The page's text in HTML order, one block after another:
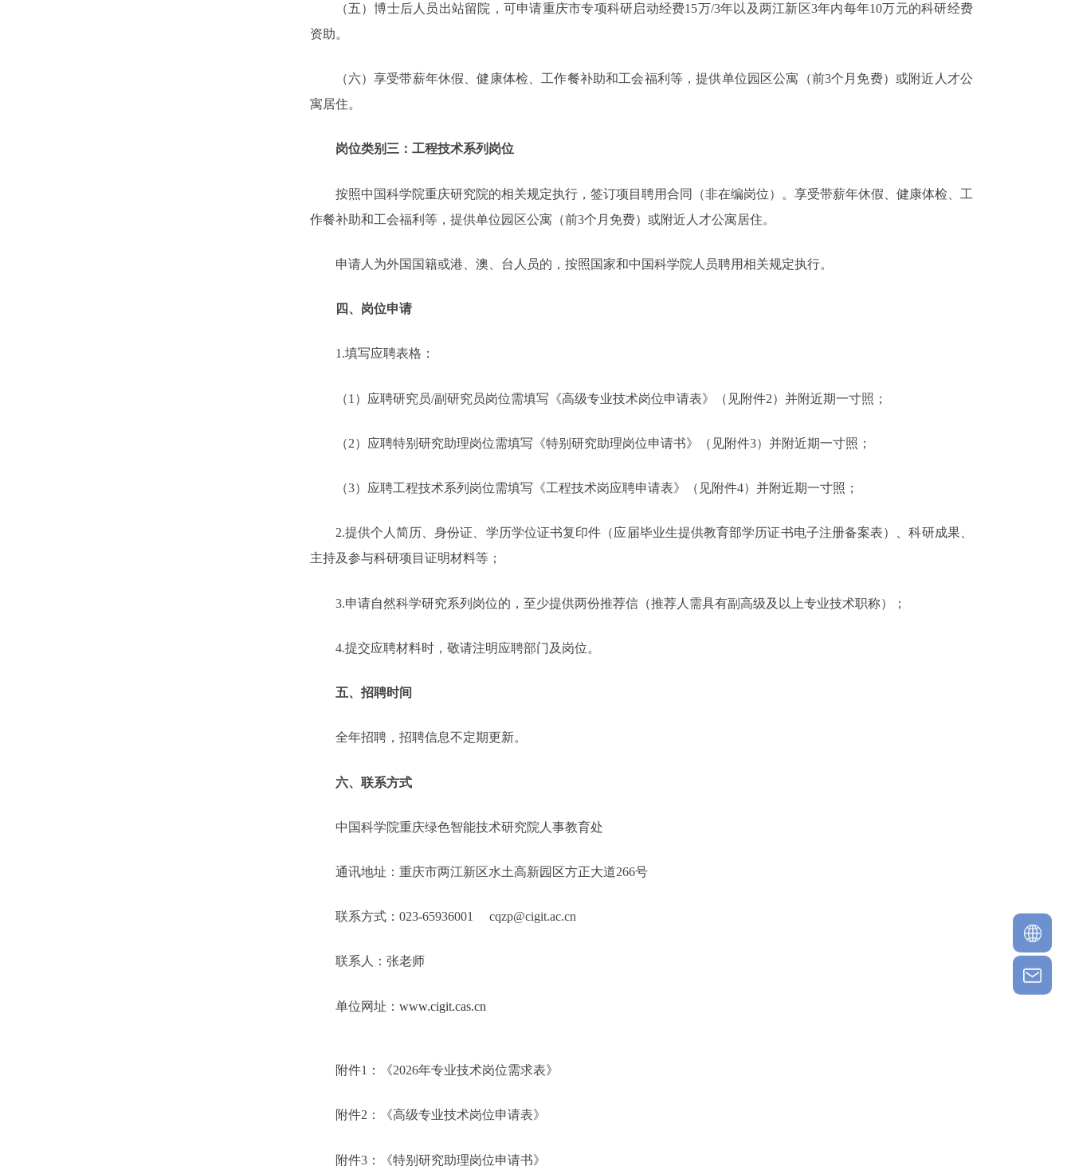
（五）博士后人员出站留院，可申请重庆市专项科研启动经费15万/3年以及两江新区3年内每年10万元的科研经费
资助。
（六）享受带薪年休假、健康体检、 工作餐补助和工会福利等 ，提供单位园区公寓 （前3个月免费） 或附近人才公
寓居住。
岗位类别三：工程技术系列 岗位
按照中国科学院重庆研究院的相关规定执行，签订项目聘用合同（非在编岗位） 。 享受带薪年休假、健康体检、 工
作餐补助和工会福利等， 提供单位园区公寓 （前3个月免费） 或附近人才公寓居住。
申请人为外国国籍或港、澳、台人员的，按照国家和中国科学院人员聘用相关规定执行。
四、岗位申请
1.填写应聘表格：
（1 ）应聘研究员/副研究员岗位需填写《高级专业技术岗位申请表》（见附件2）并附近期一寸照；
（2）应聘特别研究助理岗位需填写《特别研究助理岗位申请书》（见附件3）并附近期一寸照；
（3）应聘工程技术系列 岗位需填写《工程技术岗应聘申请表》（见附件4）并附近期一寸照；
2.提供个人简历、身份证、学历学位证书复印件（应届毕业生提供教育部学历证书电子注册备案表）、科研成果、
主持及参与科研项目证明材料等；
3.申请自然科学研究系列岗位的，至少提供两份推荐信（推荐人需具有副高级及以上专业技术职称）；
4.提交应聘材料时，敬请注明应聘部门及岗位。
五、招聘时间
全年招聘，招聘信息不定期更新。
六、联系方式
中国科学院重庆绿色智能技术研究院人事教育处
通讯地址：重庆市两江新区水土高新园区方正大道266号
联系方式： 023-65936001 cqzp@cigit.ac.cn
联系人：张老师
单位网址： www.cigit.cas.cn
附件1 ：《2026年专业技术岗位需求表》
附件2 ：《高级专业技术岗位申请表》
附件3：《特别研究助理岗位申请书》